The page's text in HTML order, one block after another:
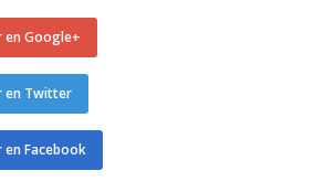
en Google+
en Twitter
Facebook